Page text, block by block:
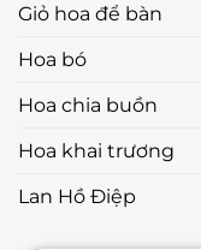
Giỏ hoa để bàn
Hoa bó
Hoa chia buồn
Hoa khai trương
Lan Hồ Điệp